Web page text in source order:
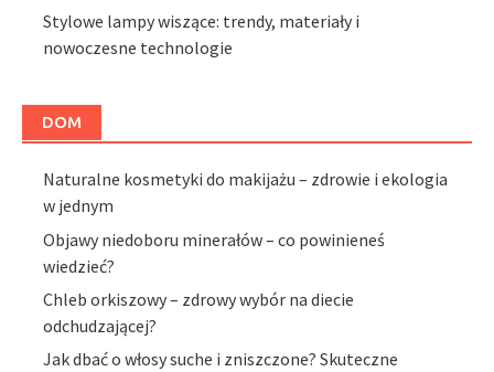
Stylowe lampy wiszące: trendy, materiały i
nowoczesne technologie
DOM
Naturalne kosmetyki do makijażu – zdrowie i ekologia
w jednym
Objawy niedoboru minerałów – co powinieneś
wiedzieć?
Chleb orkiszowy – zdrowy wybór na diecie
odchudzającej?
Jak dbać o włosy suche i zniszczone? Skuteczne